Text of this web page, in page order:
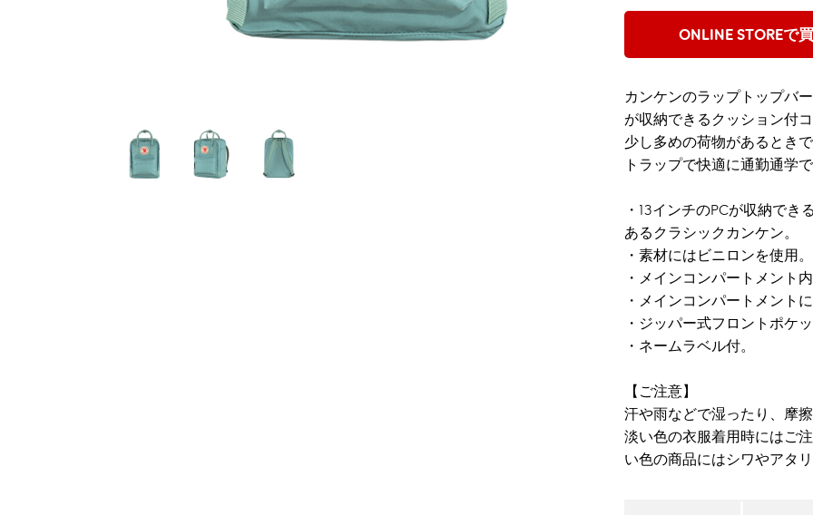
ONLINE STOREで
カンケンのラップトップバ
が収納できるクッション付
少し多めの荷物があるとき
トラップで快適に通勤通学
・13インチのPCが収納で
あるクラシックカンケン。
・素材にはビニロンを使用。
・メインコンパートメント
・メインコンパートメント
・ジッパー式フロントポケ
・ネームラベル付。
【ご注意】
汗や雨などで湿ったり、摩
淡い色の衣服着用時にはご
い色の商品にはシワやアタ